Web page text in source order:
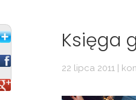
Księga
22 lipca 2011 |